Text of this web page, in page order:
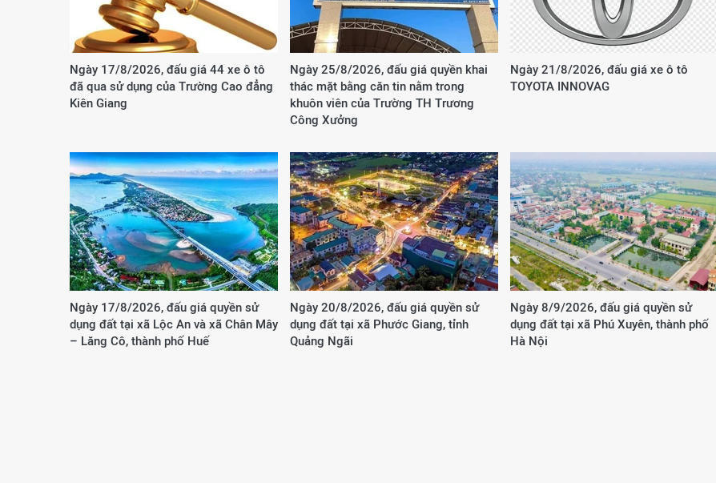
Ngày 17/8/2026, đấu giá 44 xe ô tô
đã qua sử dụng của Trường Cao đẳng
Kiên Giang
Ngày 25/8/2026, đấu giá quyền khai
thác mặt bằng căn tin nằm trong
khuôn viên của Trường TH Trương
Công Xưởng
Ngày 21/8/2026, đấu giá xe ô tô
TOYOTA INNOVAG
Ngày 17/8/2026, đấu giá quyền sử
dụng đất tại xã Lộc An và xã Chân Mây
– Lăng Cô, thành phố Huế
Ngày 20/8/2026, đấu giá quyền sử
dụng đất tại xã Phước Giang, tỉnh
Quảng Ngãi
Ngày 8/9/2026, đấu giá quyền sử
dụng đất tại xã Phú Xuyên, thành phố
Hà Nội